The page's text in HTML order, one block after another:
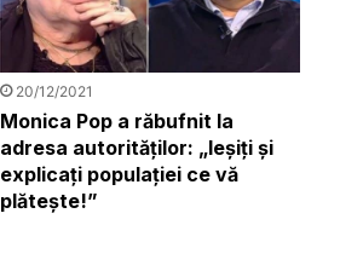
20/12/2021
Monica Pop a răbufnit la
adresa autorităților: „Ieșiți și
explicați populației ce vă
plătește!”